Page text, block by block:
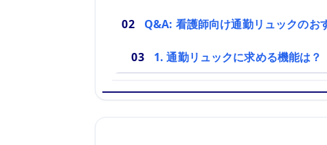
Q&A: 看護師向け通勤リュックのお
1. 通勤リュックに求める機能は？